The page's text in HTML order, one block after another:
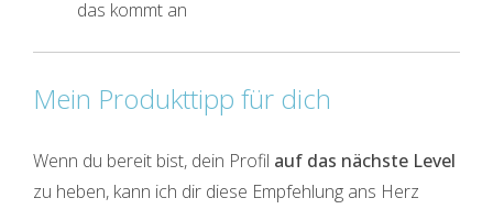
das kommt an
Mein Produkttipp für dich
Wenn du bereit bist, dein Profil auf das nächste Level
zu heben, kann ich dir diese Empfehlung ans Herz